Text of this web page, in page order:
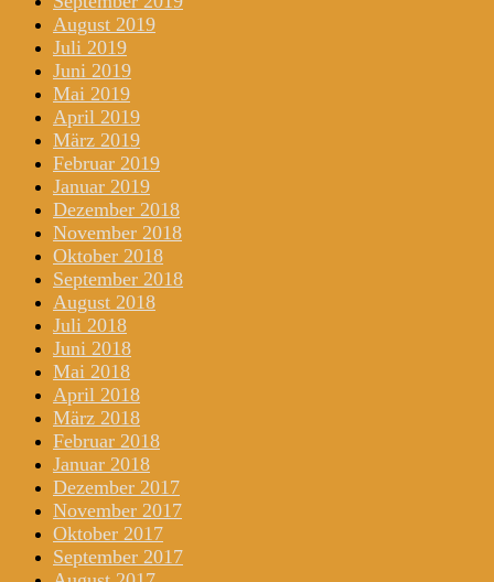
August 2019
Juli 2019
Juni 2019
Mai 2019
April 2019
März 2019
Februar 2019
Januar 2019
Dezember 2018
November 2018
Oktober 2018
September 2018
August 2018
Juli 2018
Juni 2018
Mai 2018
April 2018
März 2018
Februar 2018
Januar 2018
Dezember 2017
November 2017
Oktober 2017
September 2017